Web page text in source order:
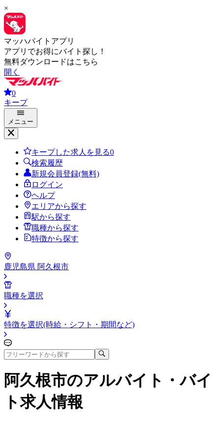
×
マッハバイトアプリ
アプリでお得にバイト探し！
無料ダウンロードはこちら
開く
0
キープ
メニュー
キープした求人を見る0
検索履歴
新規会員登録(無料)
ログイン
ヘルプ
エリアから探す
駅から探す
職種から探す
特徴から探す
鹿児島県 阿久根市
職種を選択
特徴を選択(時給・シフト・期間など)
阿久根市のアルバイト・バイ
ト求人情報